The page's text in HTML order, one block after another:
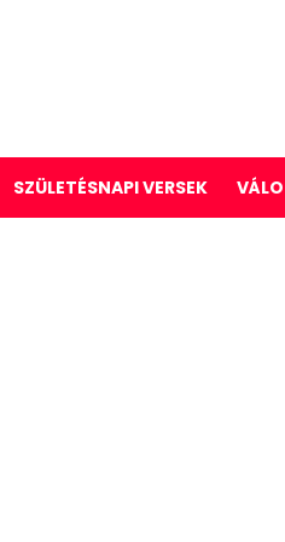
SZÜLETÉSNAPI VERSEK